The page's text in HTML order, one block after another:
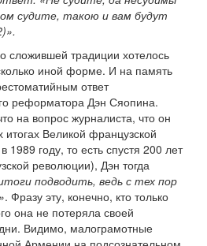
судите, такою и вам будут
сложившей традиции хотелось
иной форме. И на память
ответ
реформатора Дэн Сяопина.
на вопрос журналиста, что он
итогах Великой французской
году, то есть спустя 200 лет
революции), Дэн тогда
подводить, ведь с тех пор
. Фразу эту, конечно, кто только
она не потеряла своей
Видимо, малограмотные